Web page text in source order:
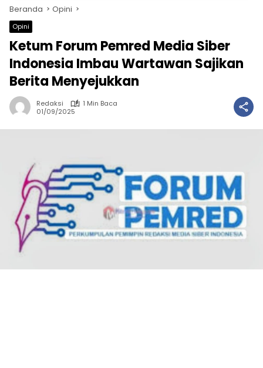
Beranda Opini
Opini
Ketum Forum Pemred Media Siber
Indonesia Imbau Wartawan Sajikan
Berita Menyejukkan
Redaksi
1 Min Baca
01/09/2025